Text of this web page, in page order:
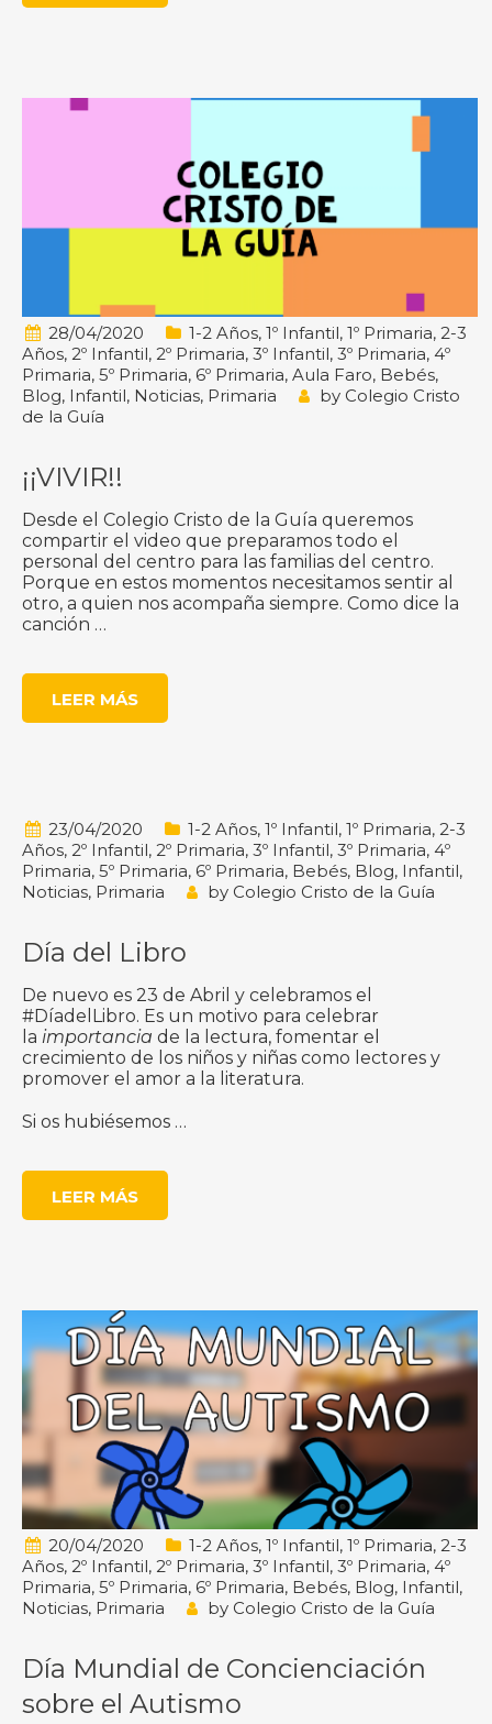
28/04/2020 1-2 Años, 1º Infantil, 1º Primaria, 2-3
Años, 2º Infantil, 2º Primaria, 3º Infantil, 3º Primaria, 4º
Primaria, 5º Primaria, 6º Primaria, Aula Faro, Bebés,
Blog, Infantil, Noticias, Primaria by Colegio Cristo
de la Guía
¡¡VIVIR!!
Desde el Colegio Cristo de la Guía queremos
compartir el video que preparamos todo el
personal del centro para las familias del centro.
Porque en estos momentos necesitamos sentir al
otro, a quien nos acompaña siempre. Como dice la
canción …
LEER MÁS
23/04/2020 1-2 Años, 1º Infantil, 1º Primaria, 2-3
Años, 2º Infantil, 2º Primaria, 3º Infantil, 3º Primaria, 4º
Primaria, 5º Primaria, 6º Primaria, Bebés, Blog, Infantil,
Noticias, Primaria by Colegio Cristo de la Guía
Día del Libro
De nuevo es 23 de Abril y celebramos el
#DíadelLibro. Es un motivo para celebrar
la importancia de la lectura, fomentar el
crecimiento de los niños y niñas como lectores y
promover el amor a la literatura.
Si os hubiésemos …
LEER MÁS
20/04/2020 1-2 Años, 1º Infantil, 1º Primaria, 2-3
Años, 2º Infantil, 2º Primaria, 3º Infantil, 3º Primaria, 4º
Primaria, 5º Primaria, 6º Primaria, Bebés, Blog, Infantil,
Noticias, Primaria by Colegio Cristo de la Guía
Día Mundial de Concienciación
sobre el Autismo